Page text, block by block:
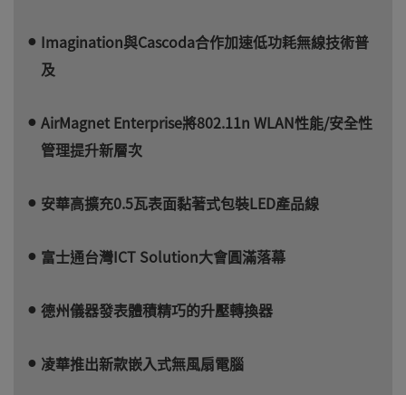
Imagination與Cascoda合作加速低功耗無線技術普
及
AirMagnet Enterprise將802.11n WLAN性能/安全性
管理提升新層次
安華高擴充0.5瓦表面黏著式包裝LED產品線
富士通台灣ICT Solution大會圓滿落幕
德州儀器發表體積精巧的升壓轉換器
凌華推出新款嵌入式無風扇電腦